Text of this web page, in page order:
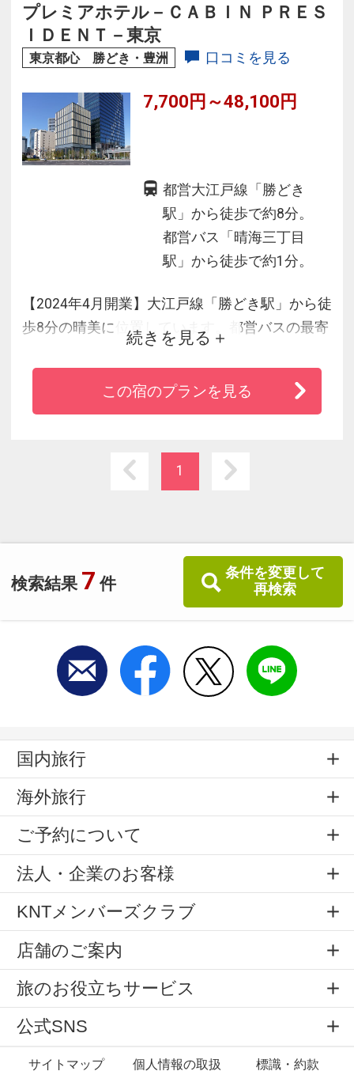
検索結果 7 件
条件を変更して
再検索
ー、レストラン、バー、外湯を完備した大浴場
をご用意。
プレミアホテル－ＣＡＢＩＮ ＰＲＥＳ
ＩＤＥＮＴ－東京
東京都心 勝どき・豊洲 口コミを見る
7,700円～48,100円
都営大江戸線「勝どき
駅」から徒歩で約8分。
都営バス「晴海三丁目
駅」から徒歩で約1分。
【2024年4月開業】大江戸線「勝どき駅」から徒
歩8分の晴美に位置しています。都営バスの最寄
りの停留所はホテル目の前で、銀座や有楽町
駅、東京駅まで約20分のアクセスで東京観光の
拠点に最適です。あったら嬉しいを取り揃えた
スジム完備でワンランク上の快適なご滞在をお
続きを見る
この宿のプランを見る
1
国内旅行
海外旅行
ご予約について
法人・企業のお客様
KNTメンバーズクラブ
店舗のご案内
旅のお役立ちサービス
公式SNS
サイトマップ 個人情報の取扱 標識・約款